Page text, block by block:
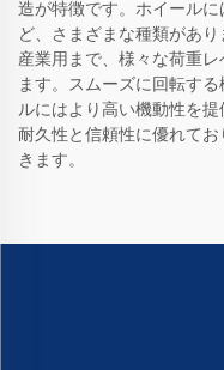
造が特徴です。ホイール
ど、さまざまな種類があ
産業用まで、様々な荷重
ます。スムーズに回転す
ルにはより高い機動性を
耐久性と信頼性に優れて
きます。